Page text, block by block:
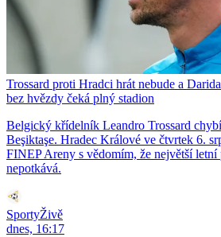
Trossard proti Hradci hrát nebude a
bez hvězdy čeká plný stadion
Belgický křídelník Leandro Trossard
Beşiktaşe. Hradec Králové ve čtvrtek 6.
FINEP Areny s vědomím, že největší letní
nepotkává.
SportyŽivě
dnes, 16:17